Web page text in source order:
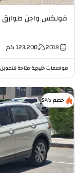
فولكس واجن طوارق 3.0L V6
2018
123,200كم
مواصفات خليجية•متاحة للتمويل
خصم %5